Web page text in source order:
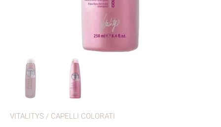
VITALITYS / CAPELLI COLORATI